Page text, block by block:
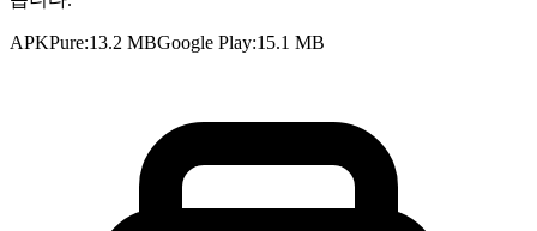
APKPure:13.2 MBGoogle Play:15.1 MB